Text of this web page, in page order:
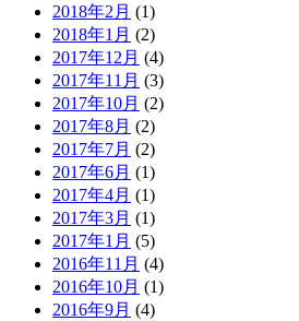
2018年2月 (1)
2018年1月 (2)
2017年12月 (4)
2017年11月 (3)
2017年10月 (2)
2017年8月 (2)
2017年7月 (2)
2017年6月 (1)
2017年4月 (1)
2017年3月 (1)
2017年1月 (5)
2016年11月 (4)
2016年10月 (1)
2016年9月 (4)